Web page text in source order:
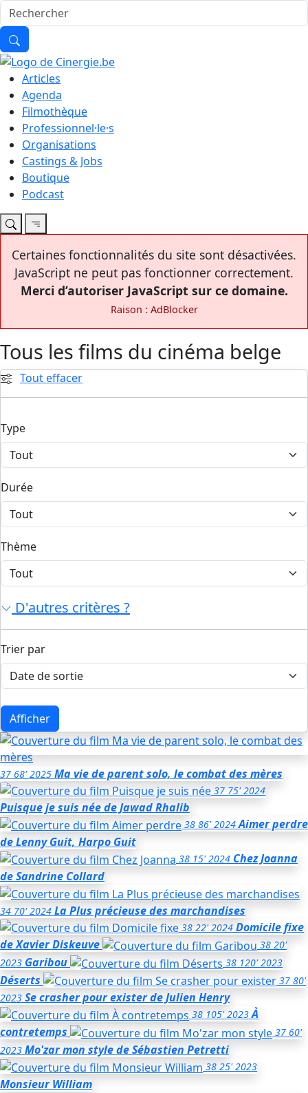
Articles
Agenda
Filmothèque
Professionnel·le·s
Organisations
Castings & Jobs
Boutique
Podcast
Certaines fonctionnalités du site sont désactivées.
JavaScript ne peut pas fonctionner correctement.
Merci d’autoriser JavaScript sur ce domaine.
Raison : AdBlocker
Tous les films du cinéma belge
Tout effacer
Type
Durée
Thème
D'autres critères ?
Trier par
Afficher
37 68' 2025 Ma vie de parent solo, le combat des mères
37 75' 2024
Puisque je suis néede Jawad Rhalib
38 86' 2024 Aimer perdre
de Lenny Guit, Harpo Guit
38 15' 2024 Chez Joanna
de Sandrine Collard
34 70' 2024 La Plus précieuse des marchandises
38 22' 2024 Domicile fixe
de Xavier Diskeuve
38 20'
2023 Garibou 38 120' 2023
Déserts 37 80'
2023 Se crasher pour existerde Julien Henry
38 105' 2023 À
contretemps
37 60'
2023 Mo'zar mon stylede Sébastien Petretti
38 25' 2023
Monsieur William